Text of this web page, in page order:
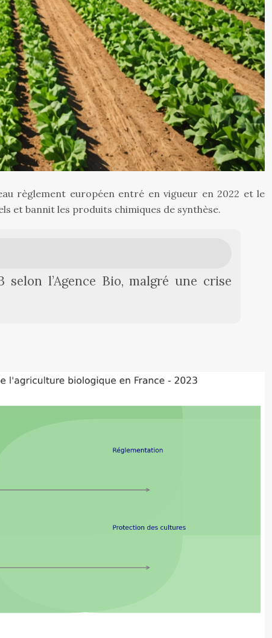
règlement européen entré en vigueur en 2022 et le
et bannit les produits chimiques de synthèse.
l’Agence Bio, malgré une crise